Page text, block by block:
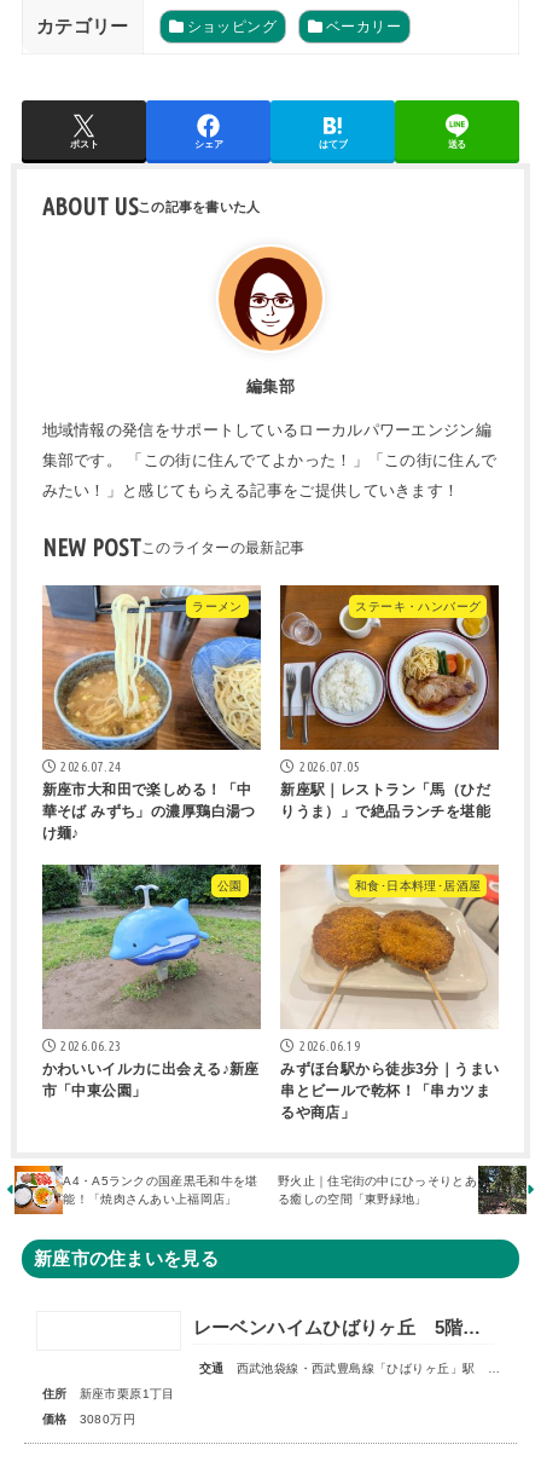
カテゴリー ショッピング ベーカリー
ポスト シェア はてブ 送る
ABOUT US
編集部
地域情報の発信をサポートしているローカルパワーエンジン編
集部です。 「この街に住んでてよかった！」「この街に住んで
みたい！」と感じてもらえる記事をご提供していきます！
NEW POST
ラーメン
2026.07.24
新座市大和田で楽しめる！「中
華そば みずち」の濃厚鶏白湯つ
け麺♪
ステーキ・ハンバーグ
2026.07.05
新座駅｜レストラン「馬（ひだ
りうま）」で絶品ランチを堪能
公園
2026.06.23
かわいいイルカに出会える♪新座
市「中東公園」
和食･日本料理･居酒屋
2026.06.19
みずほ台駅から徒歩3分｜うまい
串とビールで乾杯！「串カツま
るや商店」
A4・A5ランクの国産黒毛和牛を堪
能！「焼肉さんあい上福岡店」
野火止｜住宅街の中にひっそりとあ
る癒しの空間「東野緑地」
新座市の住まいを見る
レーベンハイムひばりヶ丘 5階部分
交通
西武池袋線・西武豊島線「ひばりヶ丘」駅 徒歩17分
住所
新座市栗原1丁目
価格
3080万円